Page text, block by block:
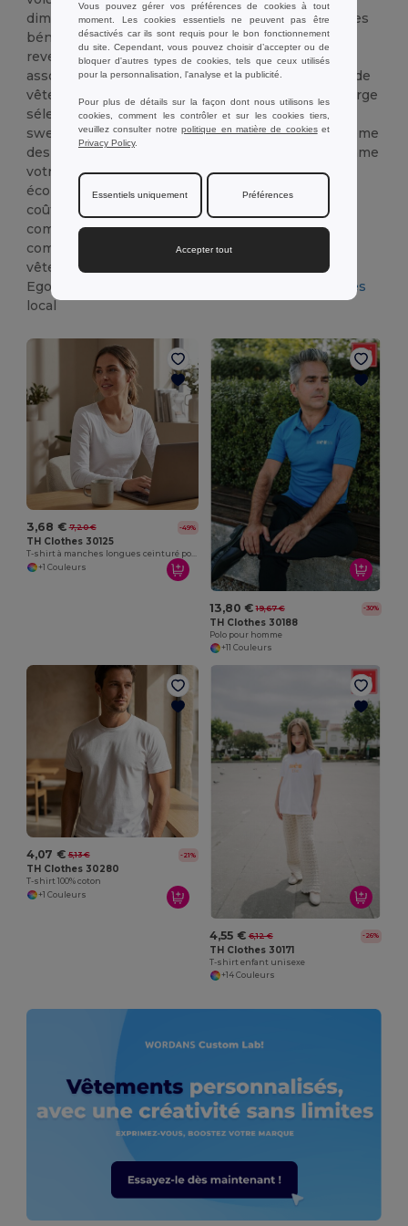
diminue, vous permettant de maximiser vos marges
bénéficiaires. Cette offre est idéale pour les
revendeurs, les agences événementielles ou les
associations qui ont besoin de grandes quantités de
vêtements. Profitez de nos prix de gros sur une large
sélection de produits, incluant des T-shirts, des
sweats, des pantalons, des sous-vêtements et même
des tenues de sport. En choisissant Wordans comme
votre grossiste, vous optez pour un partenaire
économique et fiable qui vous aide à réduire vos
coûts d'approvisionnement sans jamais
compromettre la qualité. Découvrez nos offres et
commencez à économiser sur vos achats de
vêtements en gros dès aujourd'hui.
Egotier est votre
magasin de vêtements à Sarcelles
local
3,68 € 7,20 € -49%
TH Clothes 30125
T-shirt à manches longues ceinturé pour femmes
+1 Couleurs
13,80 € 19,67 € -30%
TH Clothes 30188
Polo pour homme
+11 Couleurs
4,07 € 5,13 € -21%
TH Clothes 30280
T-shirt 100% coton
+1 Couleurs
4,55 € 6,12 € -26%
TH Clothes 30171
T-shirt enfant unisexe
+14 Couleurs
Vous pouvez gérer vos préférences de cookies à tout
moment. Les cookies essentiels ne peuvent pas être
désactivés car ils sont requis pour le bon fonctionnement
du site. Cependant, vous pouvez choisir d’accepter ou de
bloquer d'autres types de cookies, tels que ceux utilisés
pour la personnalisation, l'analyse et la publicité.
Pour plus de détails sur la façon dont nous utilisons les
cookies, comment les contrôler et sur les cookies tiers,
veuillez consulter notrepolitique en matière de cookieset
Privacy Policy.
Essentiels uniquement Préférences
Accepter tout